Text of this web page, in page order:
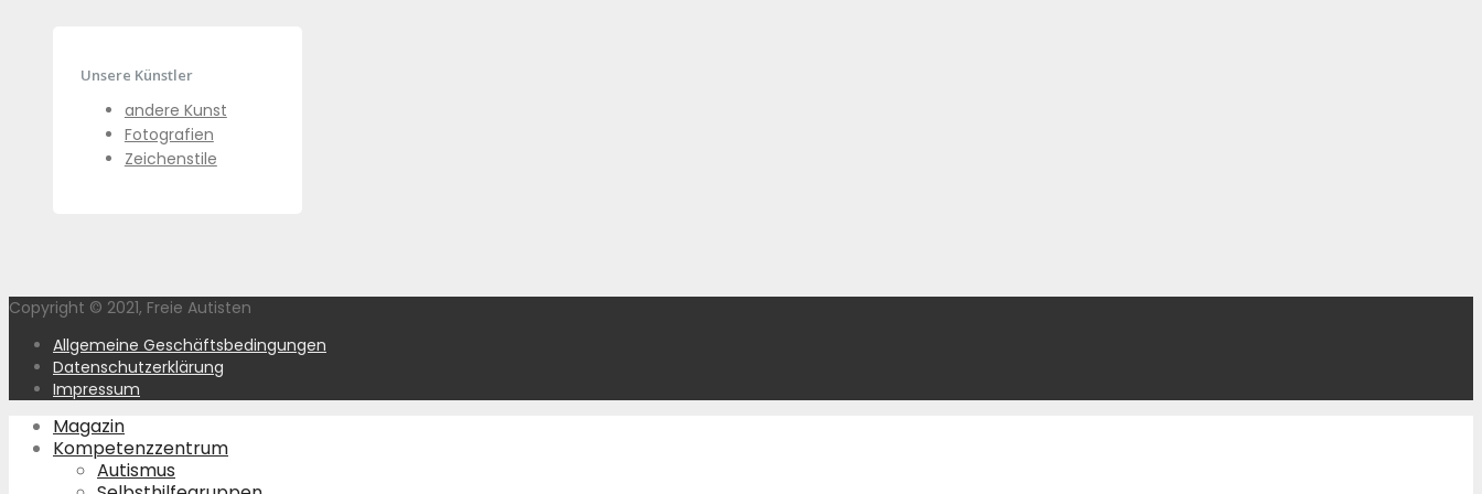
Unsere Künstler
andere Kunst
Fotografien
Zeichenstile
Copyright © 2021, Freie Autisten
Allgemeine Geschäftsbedingungen
Datenschutzerklärung
Impressum
Magazin
Kompetenzzentrum
Autismus